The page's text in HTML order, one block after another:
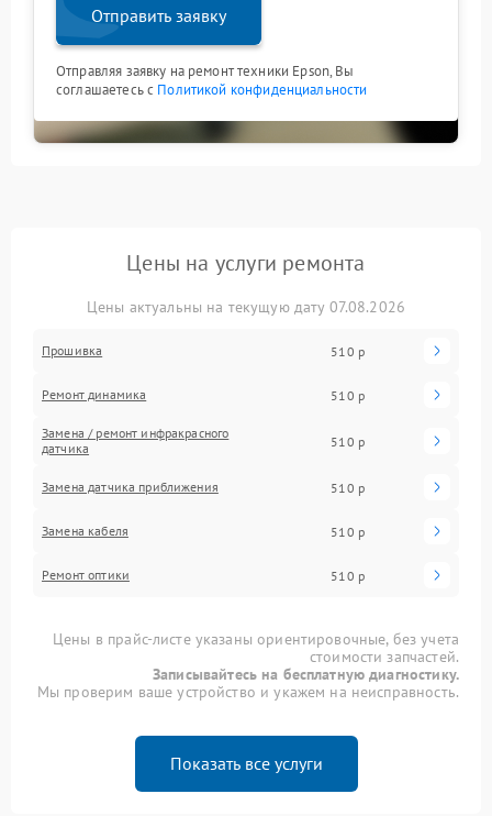
Отправить заявку
Отправляя заявку на ремонт техники Epson, Вы
соглашаетесь с Политикой конфиденциальности
Цены на услуги ремонта
Цены актуальны на текущую дату 07.08.2026
Прошивка 510 р
Ремонт динамика 510 р
Замена / ремонт инфракрасного
датчика
510 р
Замена датчика приближения 510 р
Замена кабеля 510 р
Ремонт оптики 510 р
Цены в прайс-листе указаны ориентировочные, без учета
стоимости запчастей.
Записывайтесь на бесплатную диагностику.
Мы проверим ваше устройство и укажем на неисправность.
Показать все услуги